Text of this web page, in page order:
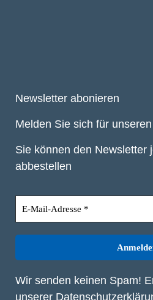
Newsletter abonieren
Melden Sie sich für
Sie können den Newsletter
abbestellen
Wir senden keinen Spam!
unserer